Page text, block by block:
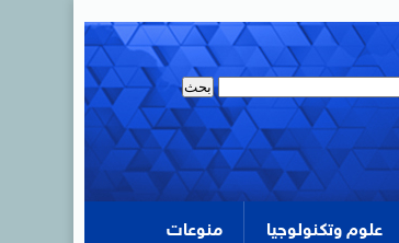
علوم وتكنولوجيا منوعات